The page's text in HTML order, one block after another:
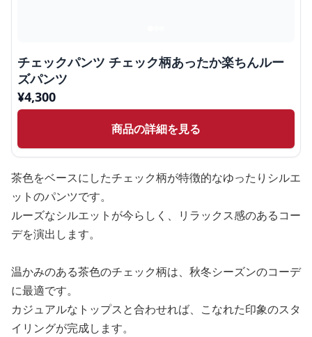
チェックパンツ チェック柄あったか楽ちんルー
ズパンツ
¥4,300
商品の詳細を見る
茶色をベースにしたチェック柄が特徴的なゆったりシルエ
ットのパンツです。
ルーズなシルエットが今らしく、リラックス感のあるコー
デを演出します。
温かみのある茶色のチェック柄は、秋冬シーズンのコーデ
に最適です。
カジュアルなトップスと合わせれば、こなれた印象のスタ
イリングが完成します。